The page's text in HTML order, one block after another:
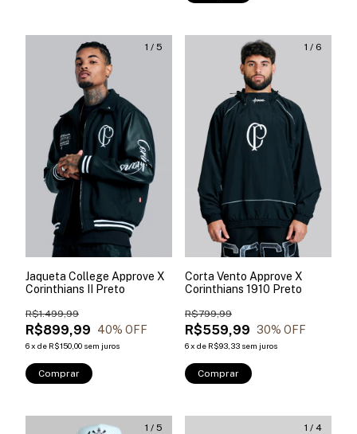
1 / 5
Jaqueta College Approve X
Corinthians II Preto
R$899,99
R$1.499,99
40% OFF
6x de R$150,00 sem juros
Comprar
1 / 6
Corta Vento Approve X
Corinthians 1910 Preto
R$559,99
R$799,99
30% OFF
6x de R$93,33 sem juros
Comprar
1 / 5 1 / 4